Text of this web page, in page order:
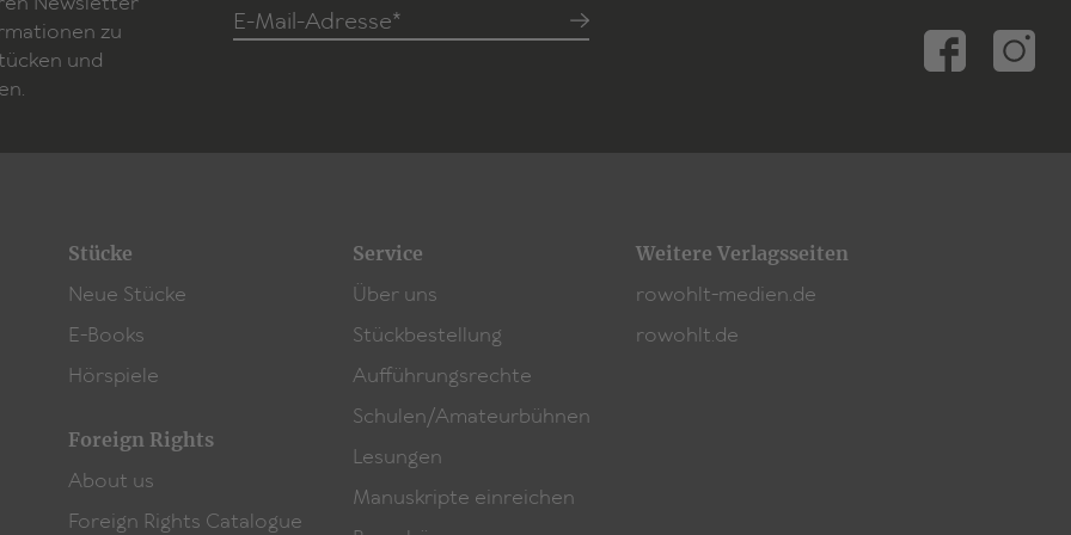
zu
und
E-Mail-Adresse*
Stücke
Neue Stücke
E-Books
Hörspiele
Foreign Rights
About us
Foreign Rights Catalogue
Service
Über uns
Stückbestellung
Aufführungsrechte
Schulen/Amateurbühnen
Lesungen
Manuskripte einreichen
Weitere Verlagsseiten
rowohlt-medien.de
rowohlt.de